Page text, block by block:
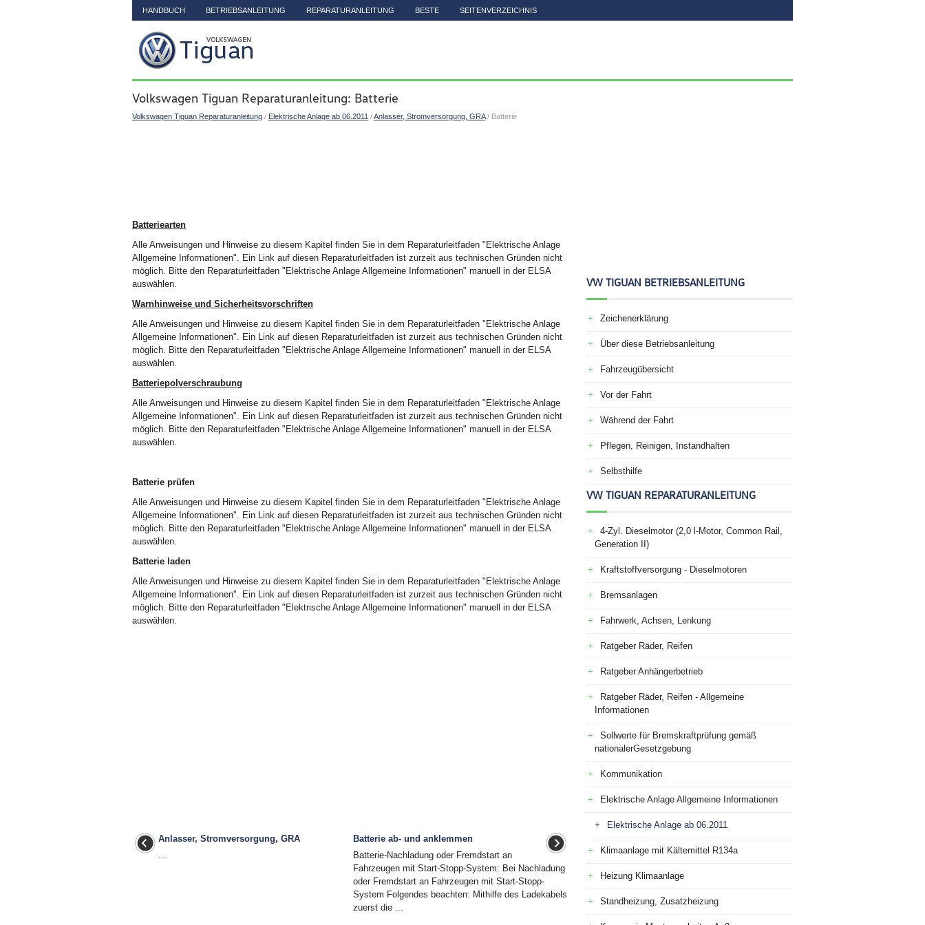
HANDBUCH BETRIEBSANLEITUNG REPARATURANLEITUNG BESTE SEITENVERZEICHNIS
Volkswagen Tiguan Reparaturanleitung: Batterie
Volkswagen Tiguan Reparaturanleitung / Elektrische Anlage ab 06.2011 /Anlasser, Stromversorgung, GRA/ Batterie
Batteriearten
Alle Anweisungen und Hinweise zu diesem Kapitel finden Sie in dem Reparaturleitfaden "Elektrische Anlage
Allgemeine Informationen". Ein Link auf diesen Reparaturleitfaden ist zurzeit aus technischen Gründen nicht
möglich. Bitte den Reparaturleitfaden "Elektrische Anlage Allgemeine Informationen" manuell in der ELSA
auswählen.
Warnhinweise und Sicherheitsvorschriften
Alle Anweisungen und Hinweise zu diesem Kapitel finden Sie in dem Reparaturleitfaden "Elektrische Anlage
Allgemeine Informationen". Ein Link auf diesen Reparaturleitfaden ist zurzeit aus technischen Gründen nicht
möglich. Bitte den Reparaturleitfaden "Elektrische Anlage Allgemeine Informationen" manuell in der ELSA
auswählen.
Batteriepolverschraubung
Alle Anweisungen und Hinweise zu diesem Kapitel finden Sie in dem Reparaturleitfaden "Elektrische Anlage
Allgemeine Informationen". Ein Link auf diesen Reparaturleitfaden ist zurzeit aus technischen Gründen nicht
möglich. Bitte den Reparaturleitfaden "Elektrische Anlage Allgemeine Informationen" manuell in der ELSA
auswählen.
Batterie prüfen
Alle Anweisungen und Hinweise zu diesem Kapitel finden Sie in dem Reparaturleitfaden "Elektrische Anlage
Allgemeine Informationen". Ein Link auf diesen Reparaturleitfaden ist zurzeit aus technischen Gründen nicht
möglich. Bitte den Reparaturleitfaden "Elektrische Anlage Allgemeine Informationen" manuell in der ELSA
auswählen.
Batterie laden
Alle Anweisungen und Hinweise zu diesem Kapitel finden Sie in dem Reparaturleitfaden "Elektrische Anlage
Allgemeine Informationen". Ein Link auf diesen Reparaturleitfaden ist zurzeit aus technischen Gründen nicht
möglich. Bitte den Reparaturleitfaden "Elektrische Anlage Allgemeine Informationen" manuell in der ELSA
auswählen.
Anlasser, Stromversorgung, GRA
...
Batterie ab- und anklemmen
Batterie-Nachladung oder Fremdstart an
Fahrzeugen mit Start-Stopp-System: Bei Nachladung
oder Fremdstart an Fahrzeugen mit Start-Stopp-
System Folgendes beachten: Mithilfe des Ladekabels
zuerst die ...
VW TIGUAN BETRIEBSANLEITUNG
Zeichenerklärung
Über diese Betriebsanleitung
Fahrzeugübersicht
Vor der Fahrt
Während der Fahrt
Pflegen, Reinigen, Instandhalten
Selbsthilfe
VW TIGUAN REPARATURANLEITUNG
4-Zyl. Dieselmotor (2,0 l-Motor, Common Rail,
Generation II)
Kraftstoffversorgung - Dieselmotoren
Bremsanlagen
Fahrwerk, Achsen, Lenkung
Ratgeber Räder, Reifen
Ratgeber Anhängerbetrieb
Ratgeber Räder, Reifen - Allgemeine
Informationen
Sollwerte für Bremskraftprüfung gemäß
nationalerGesetzgebung
Kommunikation
Elektrische Anlage Allgemeine Informationen
Elektrische Anlage ab 06.2011
Klimaanlage mit Kältemittel R134a
Heizung Klimaanlage
Standheizung, Zusatzheizung